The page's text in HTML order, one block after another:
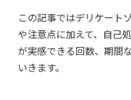
この記事ではデリケート
や注意点に加えて、自己
が実感できる回数、期間
いきます。